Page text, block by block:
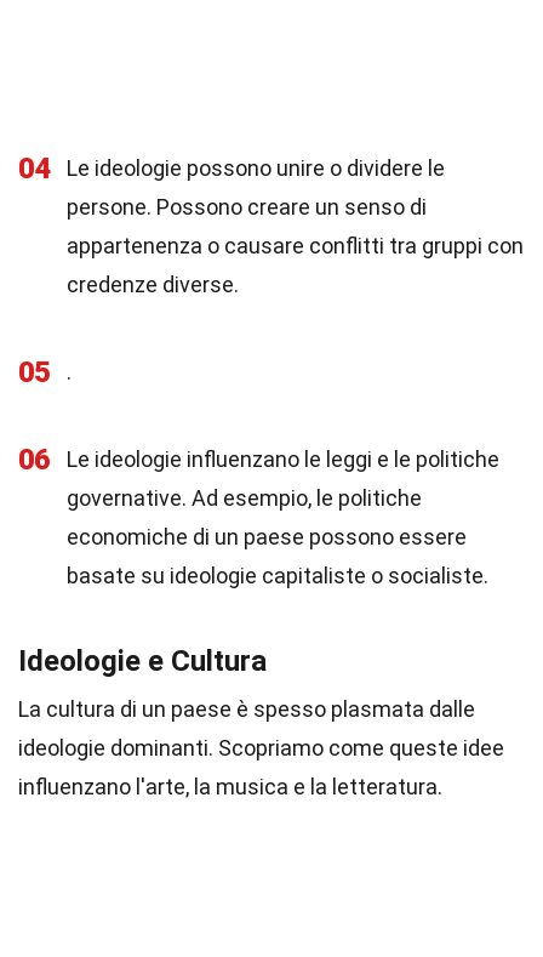
04
Le ideologie possono unire o dividere le
persone. Possono creare un senso di
appartenenza o causare conflitti tra gruppi con
credenze diverse.
05 .
06
Le ideologie influenzano le leggi e le politiche
governative. Ad esempio, le politiche
economiche di un paese possono essere
basate su ideologie capitaliste o socialiste.
Ideologie e Cultura
La cultura di un paese è spesso plasmata dalle
ideologie dominanti. Scopriamo come queste idee
influenzano l'arte, la musica e la letteratura.